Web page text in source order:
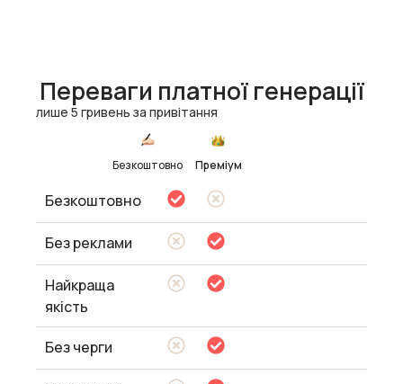
Переваги платної генерації
лише 5 гривень за привітання
Безкоштовно Преміум
Безкоштовно
Без реклами
Найкраща
якість
Без черги